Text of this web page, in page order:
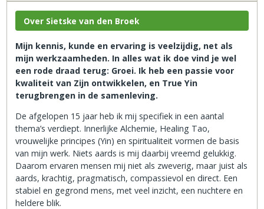
Over Sietske van den Broek
Mijn kennis, kunde en ervaring is veelzijdig, net als
mijn werkzaamheden. In alles wat ik doe vind je wel
een rode draad terug: Groei. Ik heb een passie voor
kwaliteit van Zijn ontwikkelen, en True Yin
terugbrengen in de samenleving.
De afgelopen 15 jaar heb ik mij specifiek in een aantal
thema’s verdiept. Innerlijke Alchemie, Healing Tao,
vrouwelijke principes (Yin) en spiritualiteit vormen de basis
van mijn werk. Niets aards is mij daarbij vreemd gelukkig.
Daarom ervaren mensen mij niet als zweverig, maar juist als
aards, krachtig, pragmatisch, compassievol en direct. Een
stabiel en gegrond mens, met veel inzicht, een nuchtere en
heldere blik.